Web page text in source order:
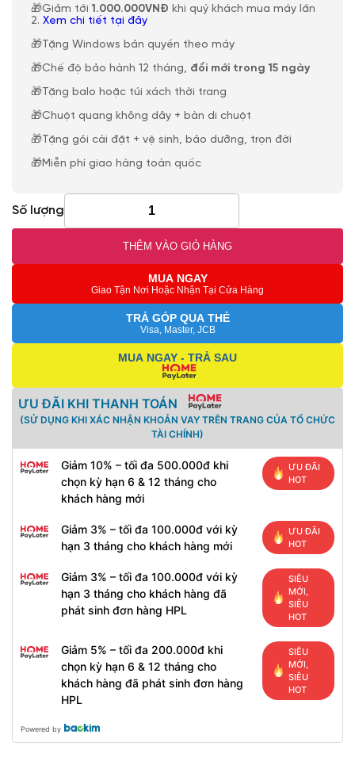
🎁Giảm tới 1.000.000VNĐ khi quý khách mua máy lần
2. Xem chi tiết tại đây
🎁Tặng Windows bản quyền theo máy
🎁Chế độ bảo hành 12 tháng, đổi mới trong 15 ngày
🎁Tặng balo hoặc túi xách thời trang
🎁Chuột quang không dây + bàn di chuột
🎁Tặng gói cài đặt + vệ sinh, bảo dưỡng, trọn đời
🎁Miễn phí giao hàng toàn quốc
Số lượng
THÊM VÀO GIỎ HÀNG
MUA NGAY
Giao Tận Nơi Hoặc Nhận Tại Cửa Hàng
TRẢ GÓP QUA THẺ
Visa, Master, JCB
MUA NGAY - TRẢ SAU
ƯU ĐÃI KHI THANH TOÁN
(SỬ DỤNG KHI XÁC NHẬN KHOẢN VAY TRÊN TRANG CỦA TỔ CHỨC
TÀI CHÍNH)
Giảm 10% – tối đa 500.000đ khi
chọn kỳ hạn 6 & 12 tháng cho
khách hàng mới
ƯU ĐÃI
HOT
Giảm 3% – tối đa 100.000đ với kỳ
hạn 3 tháng cho khách hàng mới
ƯU ĐÃI
HOT
Giảm 3% – tối đa 100.000đ với kỳ
hạn 3 tháng cho khách hàng đã
phát sinh đơn hàng HPL
SIÊU
MỚI,
SIÊU
HOT
Giảm 5% – tối đa 200.000đ khi
chọn kỳ hạn 6 & 12 tháng cho
khách hàng đã phát sinh đơn hàng
HPL
SIÊU
MỚI,
SIÊU
HOT
Powered by